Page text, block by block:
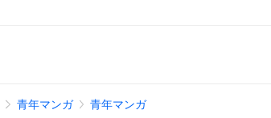
青年マンガ
青年マンガ